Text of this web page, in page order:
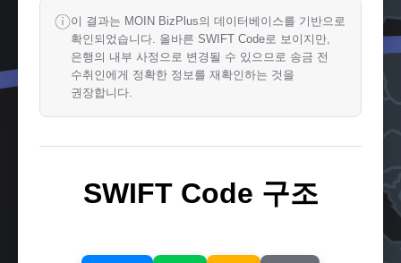
ⓘ이 결과는 MOIN BizPlus의 데이터베이스를 기반으로
확인되었습니다. 올바른 SWIFT Code로 보이지만,
은행의 내부 사정으로 변경될 수 있으므로 송금 전
수취인에게 정확한 정보를 재확인하는 것을
권장합니다.
SWIFT Code 구조